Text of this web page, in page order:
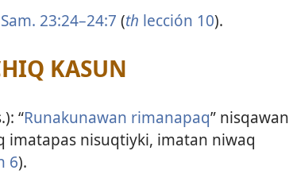
23:24–24:7 (th lección 10).
KASUN
“Runakunawan rimanapaq” nisqawan
imatapas nisuqtiyki, imatan niwaq
6).